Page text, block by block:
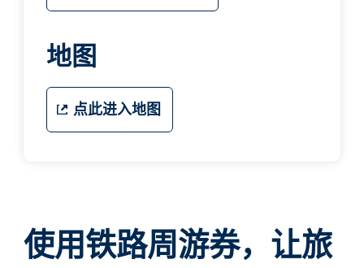
地图
点此进入地图
使用铁路周游券，让旅